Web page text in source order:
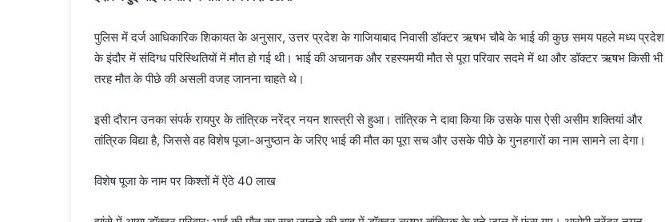
पुलिस में दर्ज आधिकारिक शिकायत के अनुसार, उत्तर प्रदेश के गाजियाबाद निवासी डॉक्टर ऋषभ चौबे के भाई की कुछ समय पहले मध्य प्रदेश
के इंदौर में संदिग्ध परिस्थितियों में मौत हो गई थी। भाई की अचानक और रहस्यमयी मौत से पूरा परिवार सदमे में था और डॉक्टर ऋषभ किसी भी
तरह मौत के पीछे की असली वजह जानना चाहते थे।
इसी दौरान उनका संपर्क रायपुर के तांत्रिक नरेंद्र नयन शास्त्री से हुआ। तांत्रिक ने दावा किया कि उसके पास ऐसी असीम शक्तियां और
तांत्रिक विद्या है, जिससे वह विशेष पूजा-अनुष्ठान के जरिए भाई की मौत का पूरा सच और उसके पीछे के गुनहगारों का नाम सामने ला देगा।
विशेष पूजा के नाम पर किश्तों में ऐंठे 40 लाख